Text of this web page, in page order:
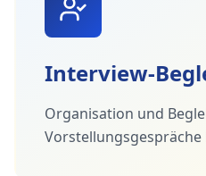
Interview-
Organisation und